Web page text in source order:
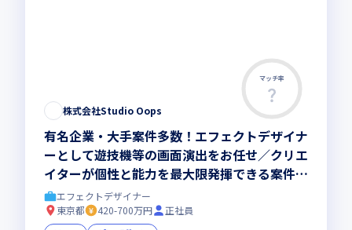
マッチ率
株式会社Studio Oops
有名企業・大手案件多数！エフェクトデザイナ
ーとして遊技機等の画面演出をお任せ／クリエ
イターが個性と能力を最大限発揮できる案件が
豊富エフェクトデザイナー
東京都
420-700万円
正社員